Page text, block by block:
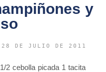
y
DE JULIO DE 2011
2 cebolla picada 1 tacita